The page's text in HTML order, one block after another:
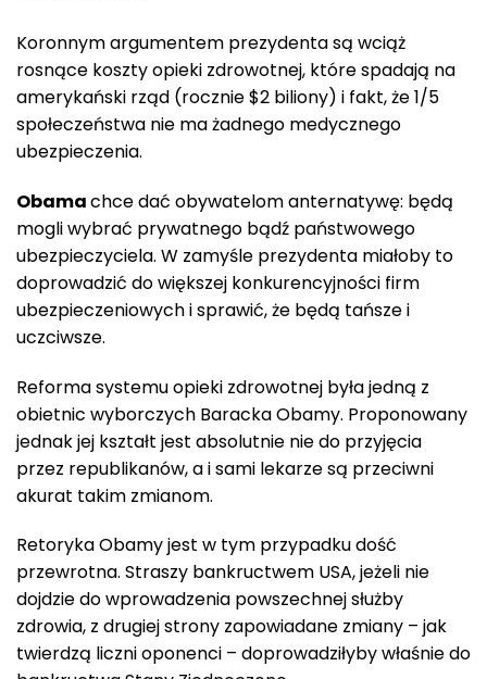
Koronnym argumentem prezydenta są wciąż
rosnące koszty opieki zdrowotnej, które spadają na
amerykański rząd (rocznie $2 biliony) i fakt, że 1/5
społeczeństwa nie ma żadnego medycznego
ubezpieczenia.
Obamachce dać obywatelom anternatywę: będą
mogli wybrać prywatnego bądź państwowego
ubezpieczyciela. W zamyśle prezydenta miałoby to
doprowadzić do większej konkurencyjności firm
ubezpieczeniowych i sprawić, że będą tańsze i
uczciwsze.
Reforma systemu opieki zdrowotnej była jedną z
obietnic wyborczych Baracka Obamy. Proponowany
jednak jej kształt jest absolutnie nie do przyjęcia
przez republikanów, a i sami lekarze są przeciwni
akurat takim zmianom.
Retoryka Obamy jest w tym przypadku dość
przewrotna. Straszy bankructwem USA, jeżeli nie
dojdzie do wprowadzenia powszechnej służby
zdrowia, z drugiej strony zapowiadane zmiany – jak
twierdzą liczni oponenci – doprowadziłyby właśnie do